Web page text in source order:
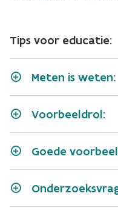
Tips voor educatie:
Meten is weten:
Voorbeeldrol:
Goede